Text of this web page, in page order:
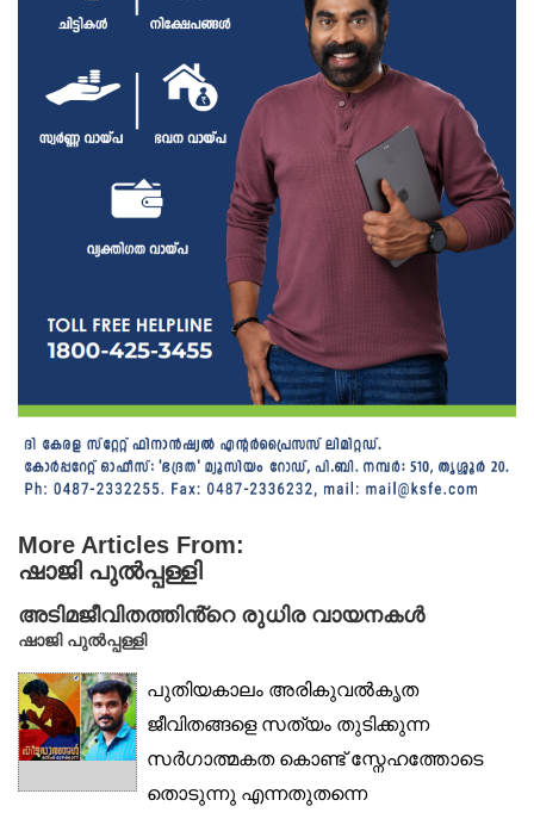
More Articles From:
ഷാജി പുൽപ്പള്ളി
അടിമജീവിതത്തിൻ്റെ രുധിര വായനകൾ
ഷാജി പുൽപ്പള്ളി
പുതിയകാലം അരികുവൽകൃത
ജീവിതങ്ങളെ സത്യം തുടിക്കുന്ന
സർഗാത്മകത കൊണ്ട് സ്നേഹത്തോടെ
തൊടുന്നു എന്നതുതന്നെ